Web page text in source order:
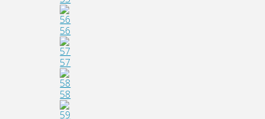
56
57
58